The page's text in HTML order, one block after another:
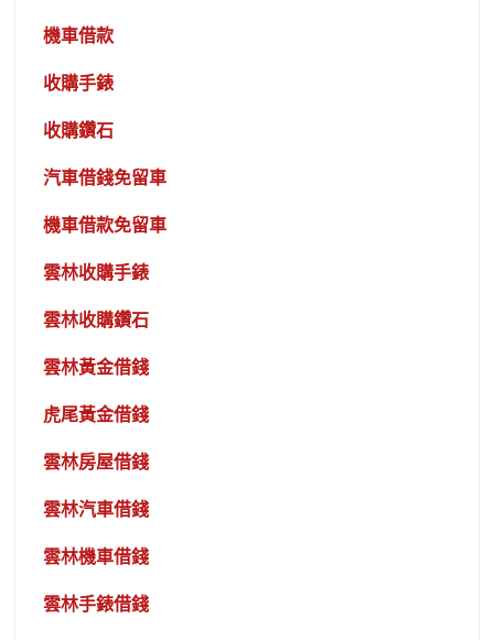
機車借款
收購手錶
收購鑽石
汽車借錢免留車
機車借款免留車
雲林收購手錶
雲林收購鑽石
雲林黃金借錢
虎尾黃金借錢
雲林房屋借錢
雲林汽車借錢
雲林機車借錢
雲林手錶借錢